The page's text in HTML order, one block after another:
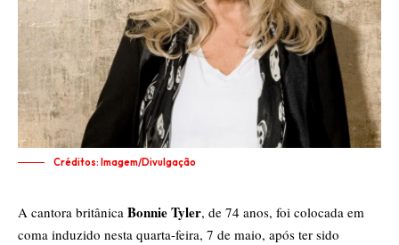
Créditos: Imagem/Divulgação
A cantora britânica Bonnie Tyler, de 74 anos, foi colocada em
coma induzido nesta quarta-feira, 7 de maio, após ter sido